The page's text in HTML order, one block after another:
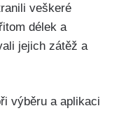
veškeré
délek a
jejich zátěž a
výběru a aplikaci